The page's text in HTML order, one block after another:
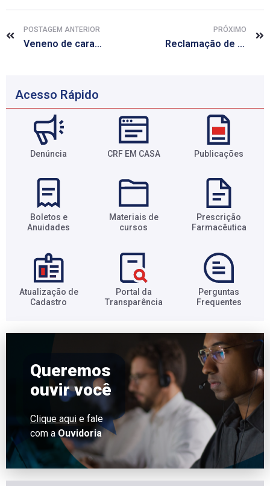
POSTAGEM ANTERIOR
Veneno de caracol marinho pode se tornar analgésico potente, diz estudo
PRÓXIMO
Reclamação de plano de saúde pode ser seguida online a partir desta quarta
Acesso Rápido
Denúncia CRF EM CASA Publicações
Boletos e
Anuidades​
Materiais de
cursos​
Prescrição
Farmacêutica​
Atualização de
Cadastro​
Portal da
Transparência​
Perguntas
Frequentes​
Queremos
ouvir você
Clique aqui e fale
com aOuvidoria